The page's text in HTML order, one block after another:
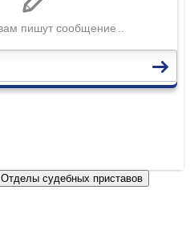
Отделы судебных приставов